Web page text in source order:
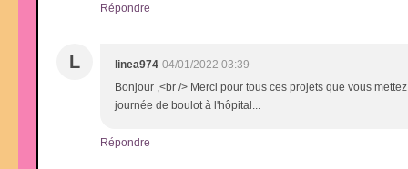
Répondre
L linea974 04/01/2022 03:39
Bonjour ,<br /> Merci pour tous ces projets que vous
journée de boulot à l'hôpital...
Répondre